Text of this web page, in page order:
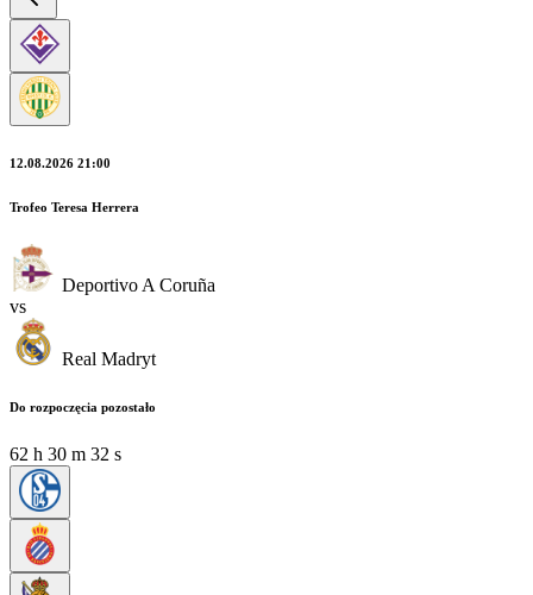
12.08.2026 21:00
Trofeo Teresa Herrera
Deportivo A Coruña
vs
Real Madryt
Do rozpoczęcia pozostało
62 h 30 m 30 s